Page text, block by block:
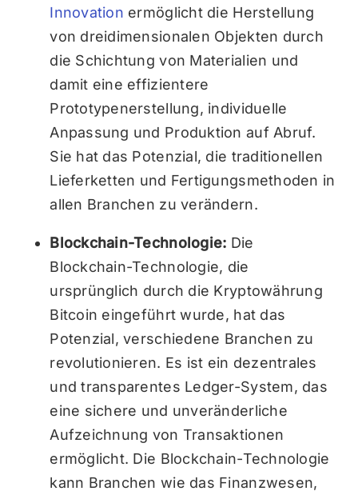
Innovation ermöglicht die Herstellung
von dreidimensionalen Objekten durch
die Schichtung von Materialien und
damit eine effizientere
Prototypenerstellung, individuelle
Anpassung und Produktion auf Abruf.
Sie hat das Potenzial, die traditionellen
Lieferketten und Fertigungsmethoden in
allen Branchen zu verändern.
Blockchain-Technologie: Die
Blockchain-Technologie, die
ursprünglich durch die Kryptowährung
Bitcoin eingeführt wurde, hat das
Potenzial, verschiedene Branchen zu
revolutionieren. Es ist ein dezentrales
und transparentes Ledger-System, das
eine sichere und unveränderliche
Aufzeichnung von Transaktionen
ermöglicht. Die Blockchain-Technologie
kann Branchen wie das Finanzwesen,